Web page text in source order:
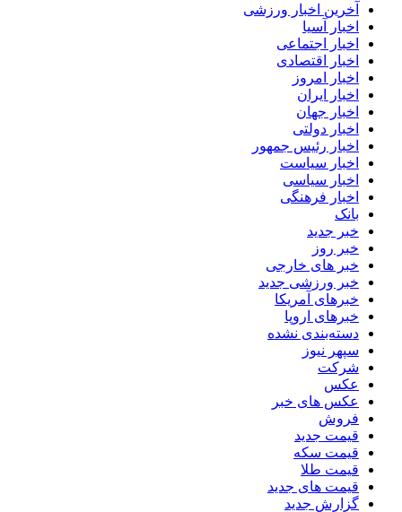
آخرین اخبار ورزشی
اخبار آسیا
اخبار اجتماعی
اخبار اقتصادی
اخبار امروز
اخبار ایران
اخبار جهان
اخبار دولتی
اخبار رئیس جمهور
اخبار سیاست
اخبار سیاسی
اخبار فرهنگی
بانک
خبر جدید
خبر روز
خبر های خارجی
خبر ورزشی جدید
خبرهای آمریکا
خبرهای اروپا
دسته‌بندی نشده
سپهر نیوز
شرکت
عکس
عکس های خبر
فروش
قیمت جدید
قیمت سکه
قیمت طلا
قیمت های جدید
گزارش جدید